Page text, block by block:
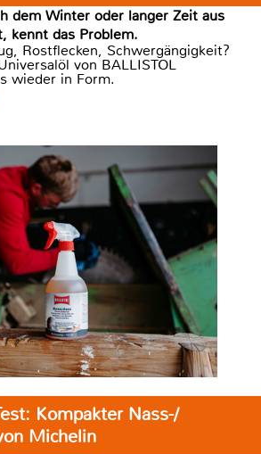
dem Winter oder langer Zeit aus
kennt das Problem.
Rostflecken, Schwergängigkeit?
von BALLISTOL
wieder in Form.
Kompakter Nass-/
Michelin